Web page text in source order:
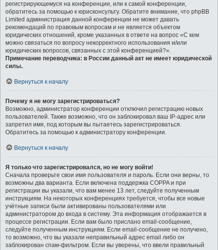
регистрирующемуся на конференции, или к самой конференции,
обратитесь за помощью к юрисконсульту. Обратите внимание, что phpBB
Limited администрация данной конференции не может давать
рекомендаций по правовым вопросам и не является объектом
юридических отношений, кроме указанных в ответе на вопрос «С кем
можно связаться по вопросу некорректного использования и/или
юридических вопросов, связанных с этой конференцией?».
Примечание переводчика: в России данный акт не имеет юридической
силы..
Вернуться к началу
Почему я не могу зарегистрироваться?
Возможно, администратор конференции отключил регистрацию новых
пользователей. Также возможно, что он заблокировал ваш IP-адрес или
запретил имя, под которым вы пытаетесь зарегистрироваться.
Обратитесь за помощью к администратору конференции.
Вернуться к началу
Я только что зарегистрировался, но не могу войти!
Сначала проверьте свои имя пользователя и пароль. Если они верны, то
возможны два варианта. Если включена поддержка COPPA и при
регистрации вы указали, что вам менее 13 лет, следуйте полученным
инструкциям. На некоторых конференциях требуется, чтобы все новые
учётные записи были активированы пользователями или
администратором до входа в систему. Эта информация отображается в
процессе регистрации. Если вам было прислано email-сообщение,
следуйте полученным инструкциям. Если email-сообщение не получено,
то возможно, что вы указали неправильный адрес email либо он
заблокирован спам-фильтром. Если вы уверены, что ввели правильный